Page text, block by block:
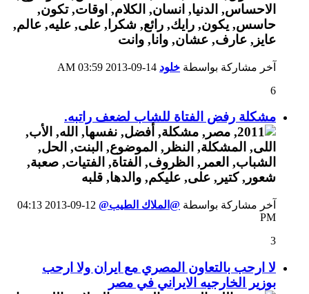
آخر مشاركة بواسطة خلود
03:59 AM
6
مشكلة رفض الفتاة للشاب لضعف راتبه.
آخر مشاركة بواسطة @الملاك الطيب@
04:13
PM
3
لا ارحب بالتعاون المصري مع ايران ولا ارحب
بوزير الخارجيه الايراني في مصر